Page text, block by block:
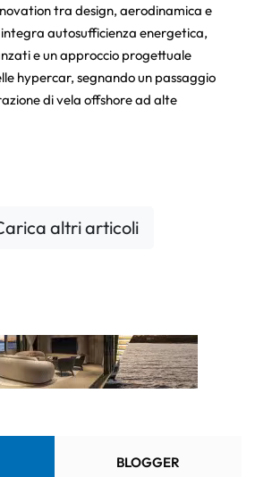
tra design, aerodinamica e
autosufficienza energetica,
e un approccio progettuale
hypercar, segnando un passaggio
di vela offshore ad alte
altri articoli
BLOGGER